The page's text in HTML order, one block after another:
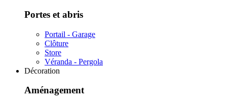
Portes et abris
Portail - Garage
Clôture
Store
Véranda - Pergola
Décoration
Aménagement